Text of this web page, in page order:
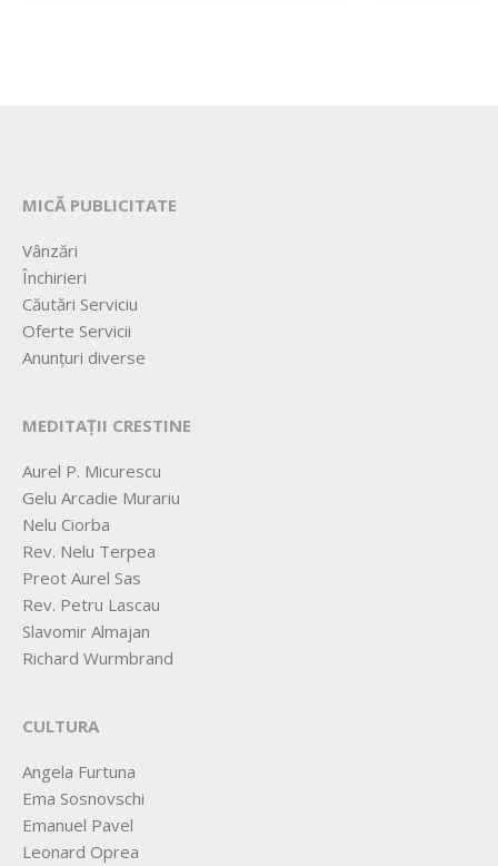
MICĂ PUBLICITATE
Vânzări
Închirieri
Căutări Serviciu
Oferte Servicii
Anunțuri diverse
MEDITAȚII CRESTINE
Aurel P. Micurescu
Gelu Arcadie Murariu
Nelu Ciorba
Rev. Nelu Terpea
Preot Aurel Sas
Rev. Petru Lascau
Slavomir Almajan
Richard Wurmbrand
CULTURA
Angela Furtuna
Ema Sosnovschi
Emanuel Pavel
Leonard Oprea